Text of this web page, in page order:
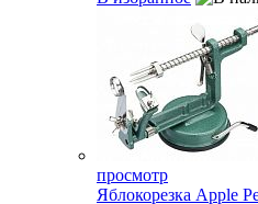
просмотр
Яблокорезка Apple